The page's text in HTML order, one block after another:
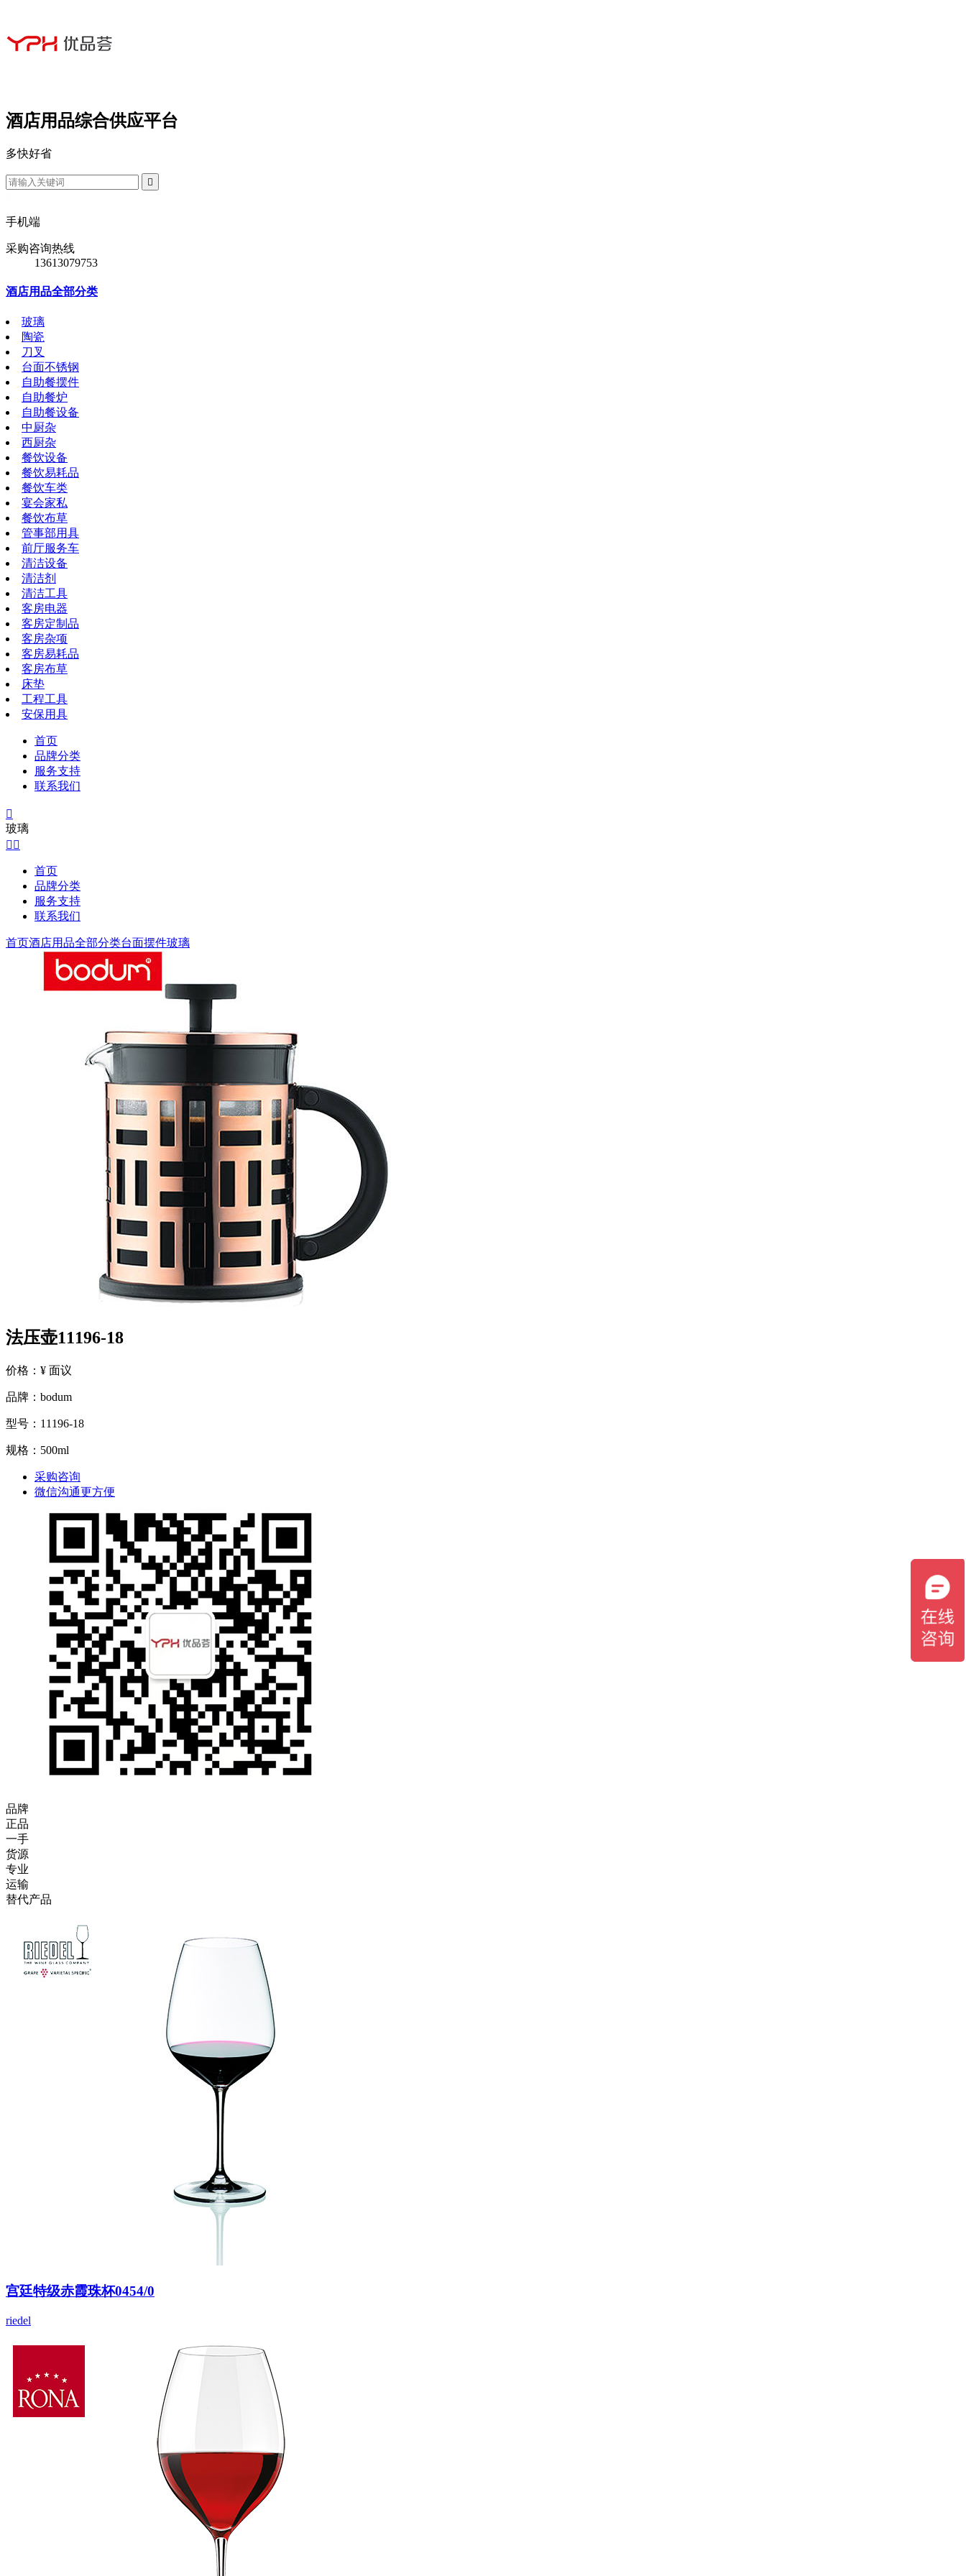
酒店用品综合供应平台
多快好省

手机端
采购咨询热线
13613079753
酒店用品全部分类
玻璃
陶瓷
刀叉
台面不锈钢
自助餐摆件
自助餐炉
自助餐设备
中厨杂
西厨杂
餐饮设备
餐饮易耗品
餐饮车类
宴会家私
餐饮布草
管事部用具
前厅服务车
清洁设备
清洁剂
清洁工具
客房电器
客房定制品
客房杂项
客房易耗品
客房布草
床垫
工程工具
安保用具
首页
品牌分类
服务支持
联系我们

玻璃
 
首页
品牌分类
服务支持
联系我们
首页酒店用品全部分类台面摆件玻璃
法压壶11196-18
价格：¥ 面议
品牌：bodum
型号：11196-18
规格：500ml
采购咨询
微信沟通更方便
品牌
正品
一手
货源
专业
运输
替代产品
宫廷特级赤霞珠杯0454/0
riedel